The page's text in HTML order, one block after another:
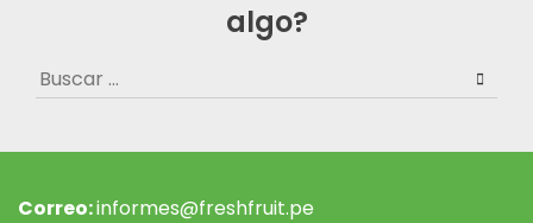
algo?
Buscar:
Correo:informes@freshfruit.pe